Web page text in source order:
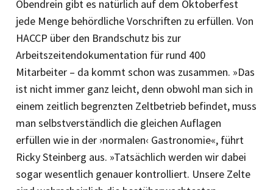
Obendrein gibt es natürlich auf dem Oktoberfest
jede Menge behördliche Vorschriften zu erfüllen. Von
HACCP über den Brandschutz bis zur
Arbeitszeitendokumentation für rund 400
Mitarbeiter – da kommt schon was zusammen. »Das
ist nicht immer ganz leicht, denn obwohl man sich in
einem zeitlich begrenzten Zeltbetrieb befindet, muss
man selbstverständlich die gleichen Auflagen
erfüllen wie in der ›normalen‹ Gastronomie«, führt
Ricky Steinberg aus. »Tatsächlich werden wir dabei
sogar wesentlich genauer kontrolliert. Unsere Zelte